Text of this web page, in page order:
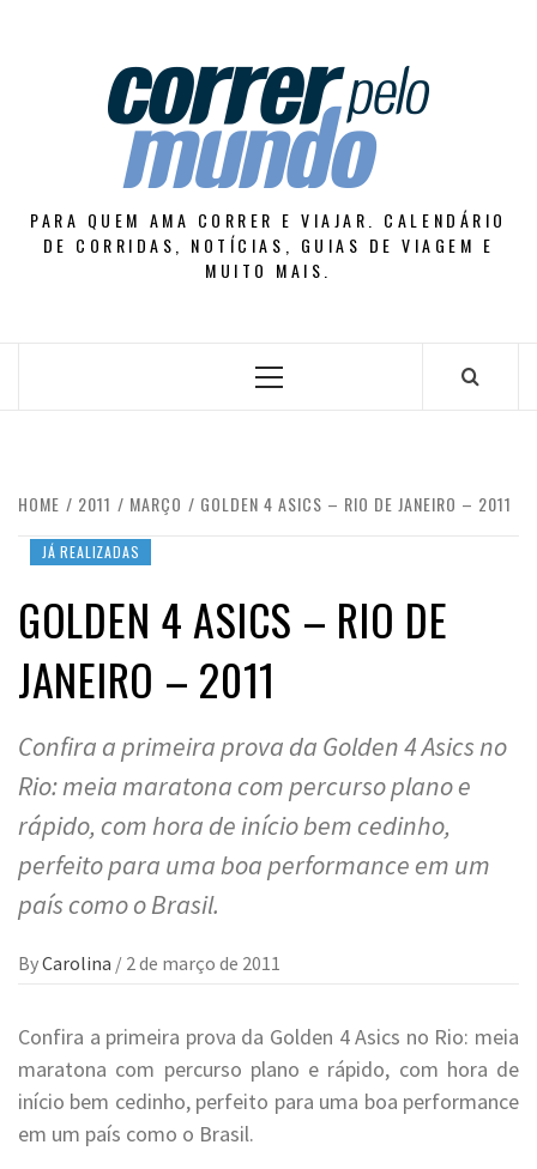
PARA QUEM AMA CORRER E VIAJAR. CALENDÁRIO
DE CORRIDAS, NOTÍCIAS, GUIAS DE VIAGEM E
MUITO MAIS.
Primary
HOME 2011 MARÇO GOLDEN 4 ASICS – RIO DE JANEIRO – 2011
JÁ REALIZADAS
GOLDEN 4 ASICS – RIO DE
JANEIRO – 2011
Confira a primeira prova da Golden 4 Asics no
Rio: meia maratona com percurso plano e
rápido, com hora de início bem cedinho,
perfeito para uma boa performance em um
país como o Brasil.
ByCarolina / 2 de março de 2011
Confira a primeira prova da Golden 4 Asics no Rio: meia
maratona com percurso plano e rápido, com hora de
início bem cedinho, perfeito para uma boa performance
em um país como o Brasil.